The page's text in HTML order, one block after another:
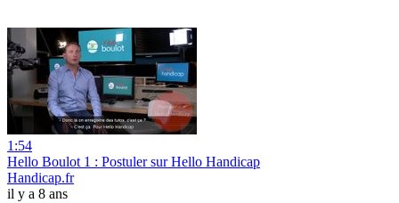
1:54
Hello Boulot 1 : Postuler sur Hello Handicap
Handicap.fr
il y a 8 ans